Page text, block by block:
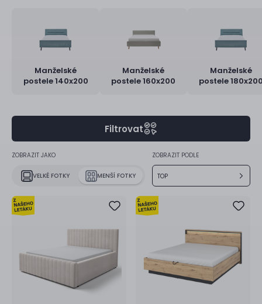
Manželské
postele 140x200
Manželské
postele 160x200
Manželské
postele
Filtrovat
ZOBRAZIT JAKO
VELKÉ FOTKY MENŠÍ FOTKY
ZOBRAZIT PODLE
TOP